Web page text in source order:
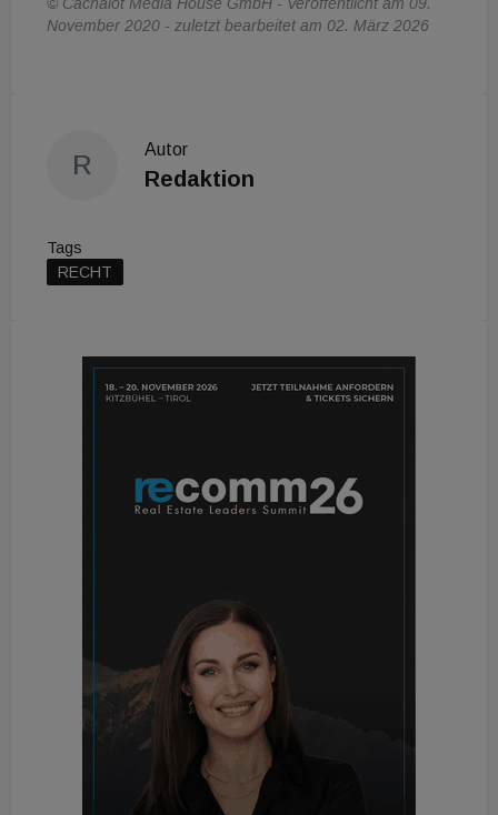
November 2020 - zuletzt bearbeitet am 02. März 2026
R
Autor
Redaktion
Tags
RECHT